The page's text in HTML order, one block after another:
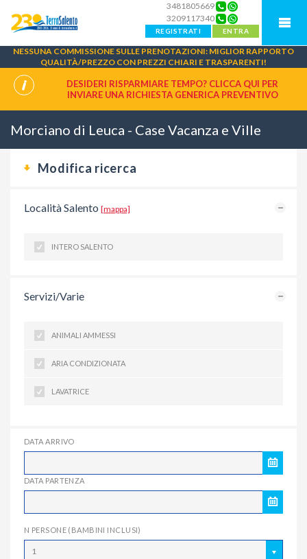
3481805669
3209117340
REGISTRATI ENTRA
NESSUNA COMMISSIONE SULLE PRENOTAZIONI: MIGLIOR RAPPORTO
QUALITÀ/PREZZO CON PREZZI CHIARI E TRASPARENTI!
DESIDERI RISPARMIARE TEMPO? CLICCA QUI PER
INVIARE UNA RICHIESTA GENERICA PREVENTIVO
Morciano di Leuca - Case Vacanza e Ville
Modifica ricerca
Località Salento [mappa]
INTERO SALENTO
Servizi/Varie
ANIMALI AMMESSI
ARIA CONDIZIONATA
LAVATRICE
DATA ARRIVO
DATA PARTENZA
N PERSONE (BAMBINI INCLUSI)
1